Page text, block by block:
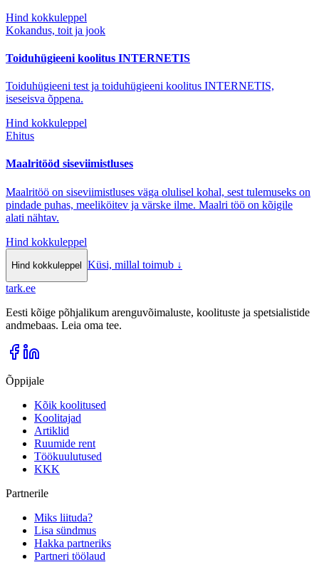
Hind kokkuleppel
Kokandus, toit ja jook
Toiduhügieeni koolitus INTERNETIS
Toiduhügieeni test ja toiduhügieeni koolitus INTERNETIS,
iseseisva õppena.
Hind kokkuleppel
Ehitus
Maalritööd siseviimistluses
Maalritöö on siseviimistluses väga olulisel kohal, sest tulemuseks on
pindade puhas, meeliköitev ja värske ilme. Maalri töö on kõigile
alati nähtav.
Hind kokkuleppel
Hind kokkuleppel Küsi, millal toimub ↓
tark.ee
Eesti kõige põhjalikum arenguvõimaluste, koolituste ja spetsialistide
andmebaas. Leia oma tee.
Õppijale
Kõik koolitused
Koolitajad
Artiklid
Ruumide rent
Töökuulutused
KKK
Partnerile
Miks liituda?
Lisa sündmus
Hakka partneriks
Partneri töölaud